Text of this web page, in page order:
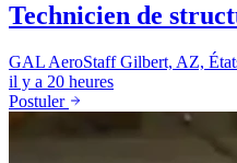
Technicien de
GAL AeroStaff Gilbert, AZ,
il y a 20 heures
Postuler